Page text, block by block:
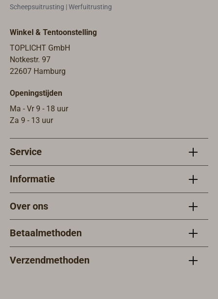
Scheepsuitrusting | Werfuitrusting
Winkel & Tentoonstelling
TOPLICHT GmbH
Notkestr. 97
22607 Hamburg
Openingstijden
Ma - Vr 9 - 18 uur
Za 9 - 13 uur
Service
Informatie
Over ons
Betaalmethoden
Verzendmethoden